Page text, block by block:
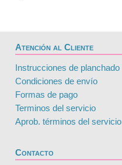
Atención al Cliente
Instrucciones de planchado
Condiciones de envío
Formas de pago
Terminos del servicio
Aprob. términos del servicio
Contacto